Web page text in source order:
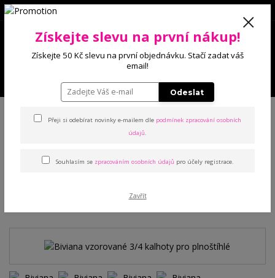
0 Kč
plnoštíhlé
Biviana vzorované 3/4 kalhoty
Získejte slevu na první nákup!
Získejte 50 Kč slevu na první objednávku. Stačí zadat váš
email!
Odeslat
Přeji si odebírat novinky e-mailem dle podmínek zpracování osobních
údajů.
Souhlasím se zpracováním osobních údajů pro účely registrace.
Zavřít